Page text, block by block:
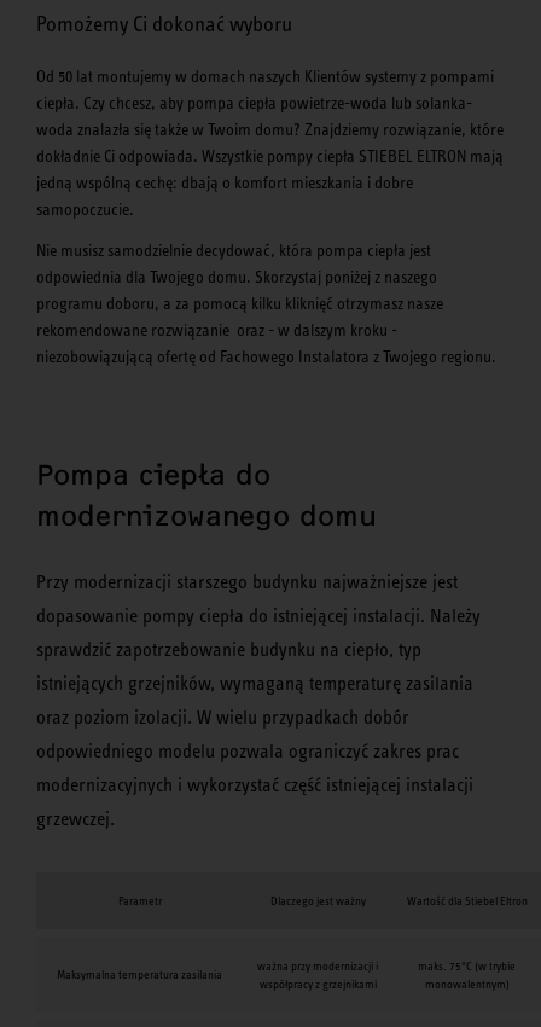
Pomożemy Ci dokonać wyboru
Od 50 lat montujemy w domach naszych Klientów systemy z pompami
ciepła. Czy chcesz, aby pompa ciepła powietrze-woda lub solanka-
woda znalazła się także w Twoim domu? Znajdziemy rozwiązanie, które
dokładnie Ci odpowiada. Wszystkie pompy ciepła STIEBEL ELTRON mają
jedną wspólną cechę: dbają o komfort mieszkania i dobre
samopoczucie.
Nie musisz samodzielnie decydować, która pompa ciepła jest
odpowiednia dla Twojego domu. Skorzystaj poniżej z naszego
programu doboru, a za pomocą kilku kliknięć otrzymasz nasze
rekomendowane rozwiązanie oraz - w dalszym kroku -
niezobowiązującą ofertę od Fachowego Instalatora z Twojego regionu.
Pompa ciepła do
modernizowanego domu
Przy modernizacji starszego budynku najważniejsze jest
dopasowanie pompy ciepła do istniejącej instalacji. Należy
sprawdzić zapotrzebowanie budynku na ciepło, typ
istniejących grzejników, wymaganą temperaturę zasilania
oraz poziom izolacji. W wielu przypadkach dobór
odpowiedniego modelu pozwala ograniczyć zakres prac
modernizacyjnych i wykorzystać część istniejącej instalacji
grzewczej.
Parametr Dlaczego jest ważny Wartość dla Stiebel Eltron
Maksymalna temperatura zasilania
ważna przy modernizacji i
współpracy z grzejnikami
maks. 75°C (w trybie
monowalentnym)